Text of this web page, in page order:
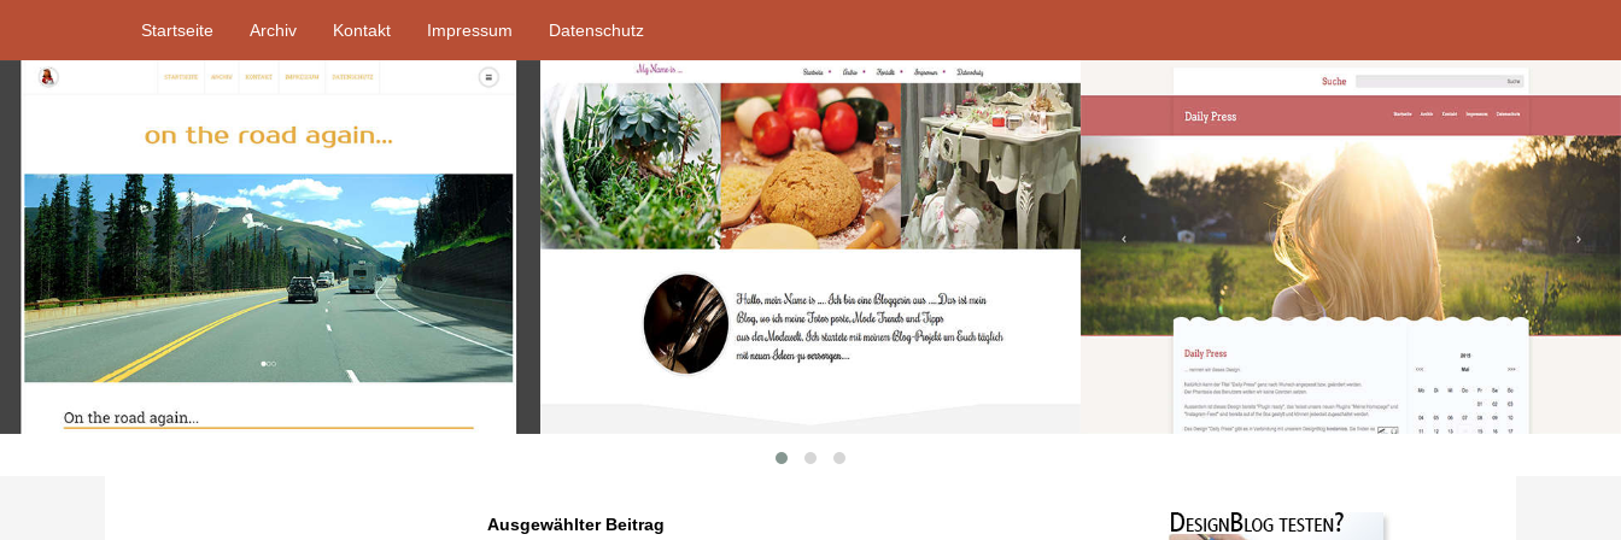
Startseite Archiv Kontakt Impressum Datenschutz
Ausgewählter Beitrag